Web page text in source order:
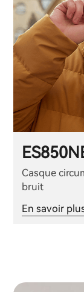
Casque
bruit
En savoir